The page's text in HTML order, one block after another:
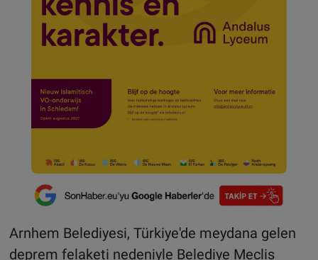
Arnhem Belediyesi, Türkiye'de meydana gelen
deprem felaketi nedeniyle Belediye Meclis